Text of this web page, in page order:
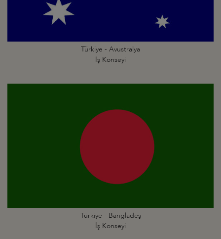
Türkiye - Avustralya
İş Konseyi
Türkiye - Bangladeş
İş Konseyi